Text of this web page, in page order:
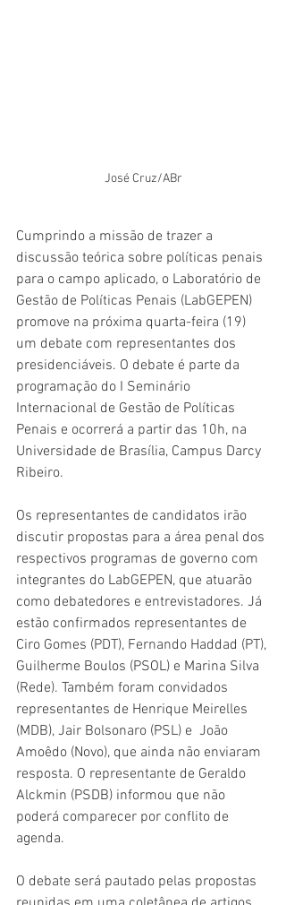
José Cruz/ABr
Cumprindo a missão de trazer a
discussão teórica sobre políticas penais
para o campo aplicado, o Laboratório de
Gestão de Políticas Penais (LabGEPEN)
promove na próxima quarta-feira (19)
um debate com representantes dos
presidenciáveis. O debate é parte da
programação do I Seminário
Internacional de Gestão de Políticas
Penais e ocorrerá a partir das 10h, na
Universidade de Brasília, Campus Darcy
Ribeiro.
Os representantes de candidatos irão
discutir propostas para a área penal dos
respectivos programas de governo com
integrantes do LabGEPEN, que atuarão
como debatedores e entrevistadores. Já
estão confirmados representantes de
Ciro Gomes (PDT), Fernando Haddad (PT),
Guilherme Boulos (PSOL) e Marina Silva
(Rede). Também foram convidados
representantes de Henrique Meirelles
(MDB), Jair Bolsonaro (PSL) e  João
Amoêdo (Novo), que ainda não enviaram
resposta. O representante de Geraldo
Alckmin (PSDB) informou que não
poderá comparecer por conflito de
agenda.
O debate será pautado pelas propostas